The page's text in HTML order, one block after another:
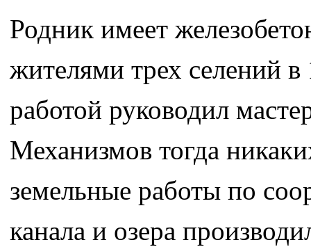
Родник имеет
жителями трех селений
работой руководил
Механизмов тогда
земельные работы по
канала и озера